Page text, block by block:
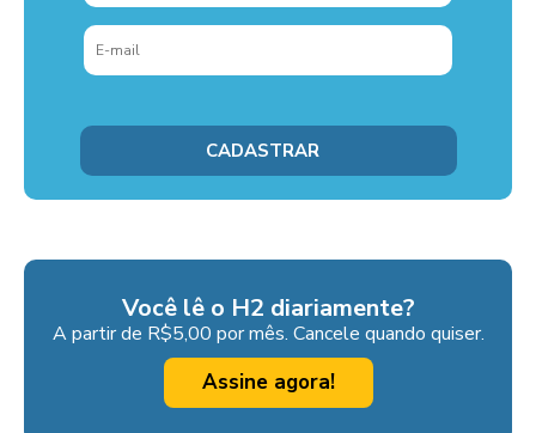
Você lê o H2 diariamente?
A partir de R$5,00 por mês. Cancele quando quiser.
Assine agora!